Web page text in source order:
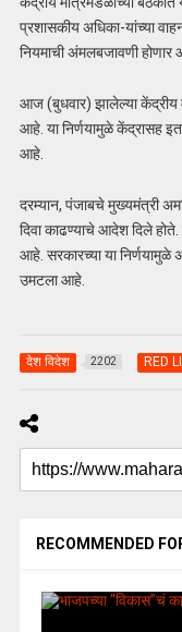
प्रशासकीय अधिका-यांच्या
नियमाची अंमलबजावणी होणार
आज (बुधवार) झालेल्या केंद्रीय
आहे. या निर्णयामुळे केंद्रासह
आहे.
दरम्यान, पंजाबचे मुख्यमंत्री
दिवा काढण्याचे आदेश दिले होते.
आहे. सरकारच्या या निर्णयामुळे
उमटला आहे.
देश विदेश 2202 RED
RECOMMENDED